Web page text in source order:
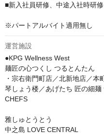
■新入社員研修、中途入社時研
※パートアルバイト適用無し
運営施設
●KPG Wellness West
麺匠の心つくし つるとんたん
・宗右衛門町店／北新地店／
琴しょう楼／あげたち 匠の細
CHEFS
雅しゅとうとう
中之島 LOVE CENTRAL